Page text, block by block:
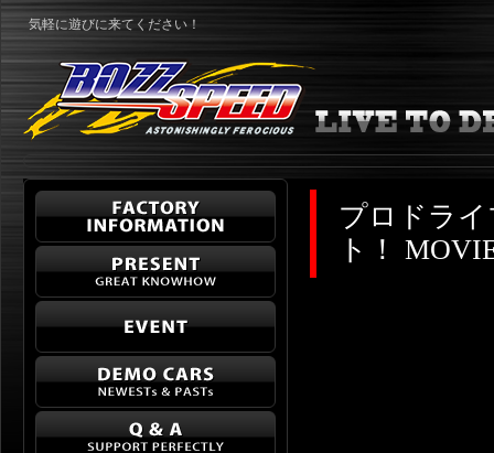
気軽に遊びに来てください！
プロドライ
ト！